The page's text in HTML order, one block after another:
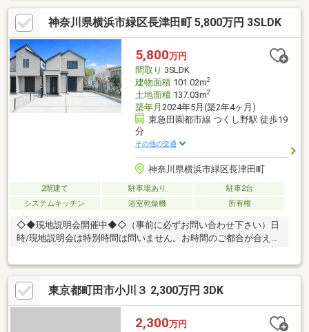
神奈川県横浜市緑区長津田町 5,800万円 3SLDK
5,800万円
間取り 3SLDK
建物面積101.02m2
土地面積137.03m2
築年月 2024年5月(築2年4ヶ月)
東急田園都市線 つくし野駅 徒歩19
分
その他の交通
神奈川県横浜市緑区長津田町
2階建て 駐車場あり
駐車2台
システムキッチン
浴室乾燥機 所有権
◇◆現地説明会開催中◆◇（事前に必ずお問い合わせ下さい）日
時/現地説明会は特別時間は問いません。お時間のご都合が合え
ば、いつでもご対応致します。お気軽にお申し付け下さい。◇貴
重なお時間の中で、ご希望の情報をご案内します◇ お客様のご都
合に合わせて、 短時間のご案内も可♪じっくりと沢山の物件情報
のご案内も可♪ ご都合に合わせたご紹介をします♪ ～おおよその所
要時間や内容は、下記をご参考ください～〇ご希望条件のご相談
（30分～） 〇資金計画のご相談（30分～）〇現地／物件見学（60
分～） 〇周辺環境のご紹介（60分～） ご来場の際は、事前にご予
東京都町田市小川３ 2,300万円 3DK
2,300万円